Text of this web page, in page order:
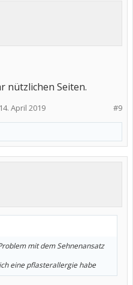
nützlichen Seiten.
#9
14. April 2019
mit dem Sehnenansatz
eine pflasterallergie habe